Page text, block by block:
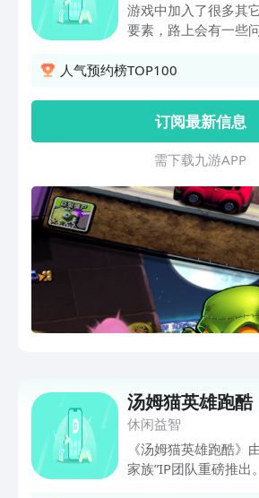
游戏中加入了很多其
要素，路上会有一些
身得到特殊的效果，
的大跳跃跟点击的小
择。在奔跑的路上会
车辆！当玩家目前的
的数字时，可以推翻
存者。
人气预约榜TOP100
订阅最新信息
需 下 载 九 游 A P P
汤姆猫英雄跑酷
休闲益智
《汤姆猫英雄跑酷》
家族”IP团队重磅推出